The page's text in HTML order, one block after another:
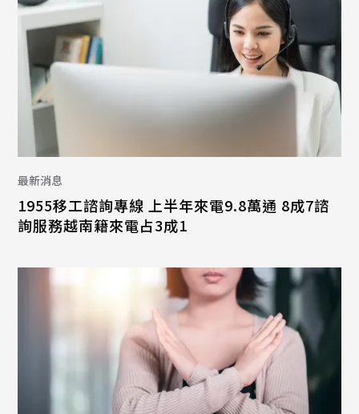
最新消息
1955移工諮詢專線 上半年來電9.8萬通 8成7諮
詢服務越南籍來電占3成1